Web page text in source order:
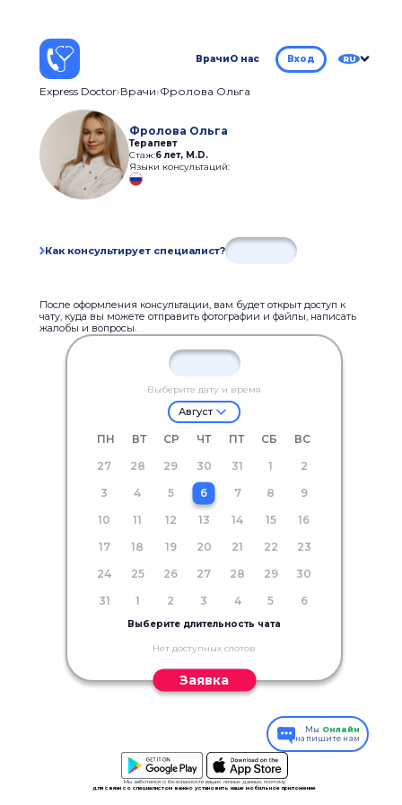
ВрачиО нас Вход RU
Express Doctor Врачи Фролова Ольга
Фролова Ольга
Терапевт
Стаж:6 лет, M.D.
Языки консультаций:
Как консультирует специалист?
После оформления консультации, вам будет открыт доступ к
чату, куда вы можете отправить фотографии и файлы, написать
жалобы и вопросы.
Выберите дату и время
Август
ПН ВТ СР ЧТ ПТ СБ
ВС
27
28 29 30 31 1
2
3
4 5 6 7 8
9
10
11 12 13 14 15
16
17
18 19 20 21 22
23
24
25 26 27 28 29
30
31
1 2 3 4 5 6
Выберите длительность чата
Нет доступных слотов
Заявка
Мы Онлайн
напишите нам
Мы заботимся о безопасности ваших личных данных, поэтому
для связи со специалистом важно установить наше мобильное приложение